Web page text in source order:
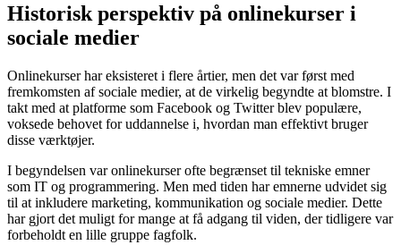
Historisk perspektiv på onlinekurser i
sociale medier
Onlinekurser har eksisteret i flere årtier, men det var først med
fremkomsten af sociale medier, at de virkelig begyndte at blomstre. I
takt med at platforme som Facebook og Twitter blev populære,
voksede behovet for uddannelse i, hvordan man effektivt bruger
disse værktøjer.
I begyndelsen var onlinekurser ofte begrænset til tekniske emner
som IT og programmering. Men med tiden har emnerne udvidet sig
til at inkludere marketing, kommunikation og sociale medier. Dette
har gjort det muligt for mange at få adgang til viden, der tidligere var
forbeholdt en lille gruppe fagfolk.